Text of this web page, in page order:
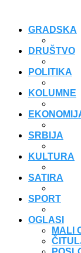
GRADSKA
DRUŠTVO
POLITIKA
KOLUMNE
SRBIJA
KULTURA
SATIRA
SPORT
OGLASI
MALI